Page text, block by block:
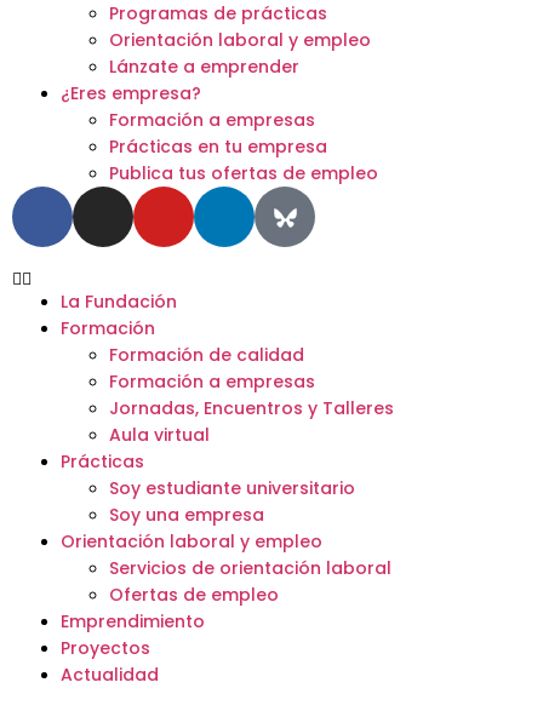
Programas de prácticas
Orientación laboral y empleo
Lánzate a emprender
¿Eres empresa?
Formación a empresas
Prácticas en tu empresa
Publica tus ofertas de empleo
La Fundación
Formación
Formación de calidad
Formación a empresas
Jornadas, Encuentros y Talleres
Aula virtual
Prácticas
Soy estudiante universitario
Soy una empresa
Orientación laboral y empleo
Servicios de orientación laboral
Ofertas de empleo
Emprendimiento
Proyectos
Actualidad